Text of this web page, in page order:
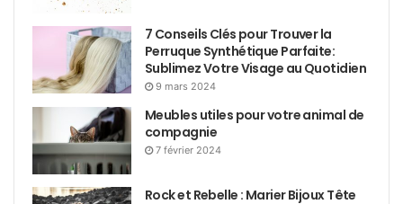
7 Conseils Clés pour Trouver la
Perruque Synthétique Parfaite:
Sublimez Votre Visage au Quotidien
9 mars 2024
Meubles utiles pour votre animal de
compagnie
7 février 2024
Rock et Rebelle : Marier Bijoux Tête